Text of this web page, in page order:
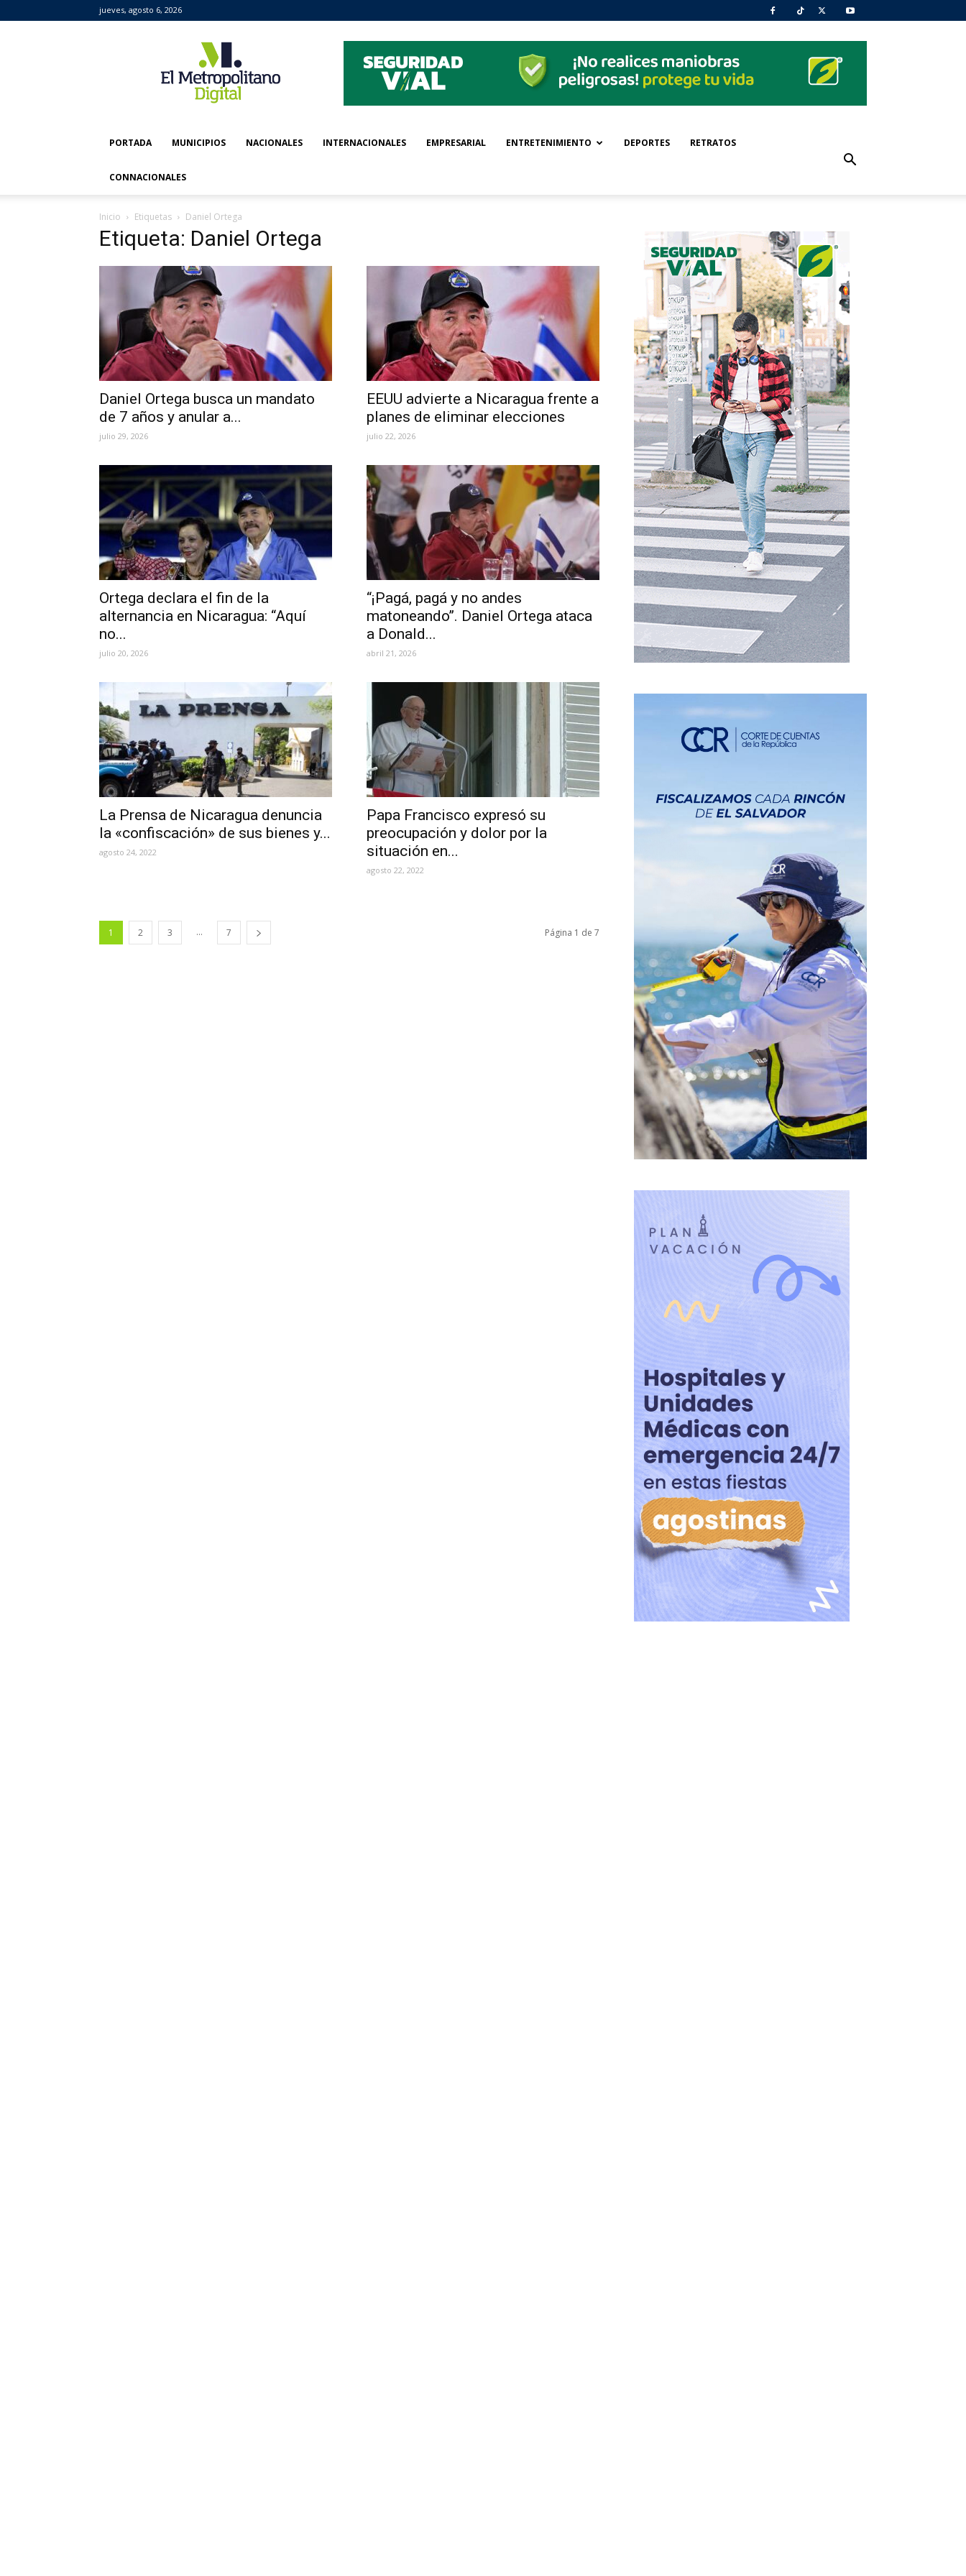
jueves, agosto 6, 2026
Metropolitano
Digital
PORTADA MUNICIPIOS NACIONALES INTERNACIONALES EMPRESARIAL ENTRETENIMIENTO DEPORTES RETRATOS
CONNACIONALES
Inicio Etiquetas Daniel Ortega
Etiqueta: Daniel Ortega
Daniel Ortega busca un mandato
de 7 años y anular a...
julio 29, 2026
EEUU advierte a Nicaragua frente a
planes de eliminar elecciones
julio 22, 2026
Ortega declara el fin de la
alternancia en Nicaragua: “Aquí
no...
julio 20, 2026
“¡Pagá, pagá y no andes
matoneando’’. Daniel Ortega ataca
a Donald...
abril 21, 2026
La Prensa de Nicaragua denuncia
la «confiscación» de sus bienes y...
agosto 24, 2022
Papa Francisco expresó su
preocupación y dolor por la
situación en...
agosto 22, 2022
1 2 3 ... 7 Página 1 de 7